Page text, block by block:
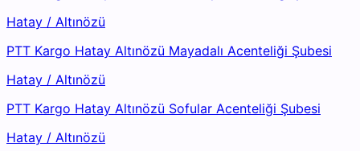
Hatay / Altınözü
PTT Kargo Hatay Altınözü Mayadalı Acenteliği Şubesi
Hatay / Altınözü
PTT Kargo Hatay Altınözü Sofular Acenteliği Şubesi
Hatay / Altınözü